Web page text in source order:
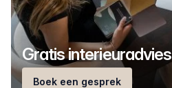
Gratis interieuradvies
Boek een gesprek